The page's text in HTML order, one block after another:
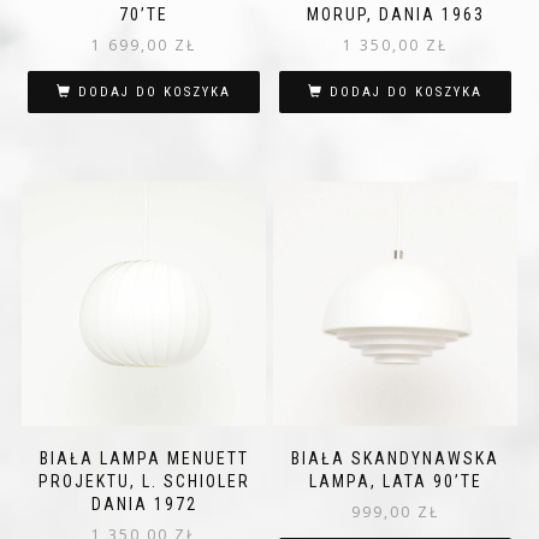
70’TE
1 699,00 ZŁ
DODAJ DO KOSZYKA
MORUP, DANIA 1963
1 350,00 ZŁ
DODAJ DO KOSZYKA
BIAŁA LAMPA MENUETT
PROJEKTU, L. SCHIOLER
DANIA 1972
1 350,00 ZŁ
BIAŁA SKANDYNAWSKA
LAMPA, LATA 90’TE
999,00 ZŁ